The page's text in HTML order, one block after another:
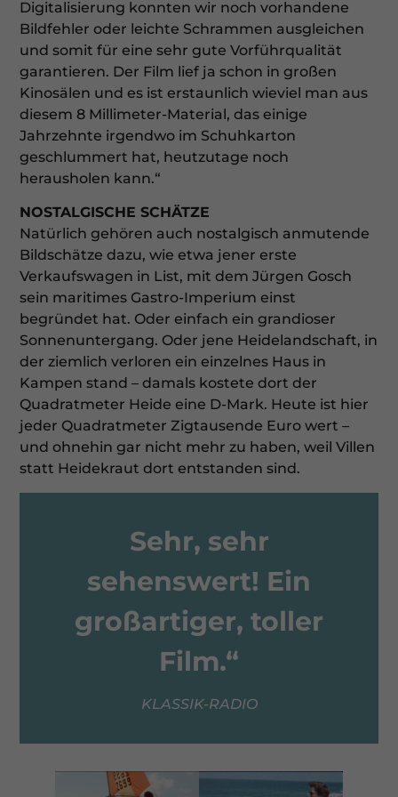
Digitalisierung konnten wir noch vorhandene
Bildfehler oder leichte Schrammen ausgleichen
und somit für eine sehr gute Vorführqualität
garantieren. Der Film lief ja schon in großen
Kinosälen und es ist erstaunlich wieviel man aus
diesem 8 Millimeter-Material, das einige
Jahrzehnte irgendwo im Schuhkarton
geschlummert hat, heutzutage noch
herausholen kann.“
NOSTALGISCHE SCHÄTZE
Natürlich gehören auch nostalgisch anmutende
Bildschätze dazu, wie etwa jener erste
Verkaufswagen in List, mit dem Jürgen Gosch
sein maritimes Gastro-Imperium einst
begründet hat. Oder einfach ein grandioser
Sonnenuntergang. Oder jene Heidelandschaft, in
der ziemlich verloren ein einzelnes Haus in
Kampen stand – damals kostete dort der
Quadratmeter Heide eine D-Mark. Heute ist hier
jeder Quadratmeter Zigtausende Euro wert –
und ohnehin gar nicht mehr zu haben, weil Villen
statt Heidekraut dort entstanden sind.
Sehr, sehr
sehenswert! Ein
großartiger, toller
Film.“
KLASSIK-RADIO
andere uns helfen, diese Website und Ihre Erfahrung zu
verbessern.
Personenbezogene Daten können verarbeitet
werden (z. B. IP-Adressen), z. B. für personalisierte Anzeigen
und Inhalte oder Anzeigen- und Inhaltsmessung. Weitere
Informationen über die Verwendung Ihrer Daten finden Sie
in unsererDatenschutzerklärung
Hier finden Sie eine Übersicht über alle verwendeten
Cookies. Sie können Ihre Einwilligung zu ganzen
Kategorien geben oder sich weitere Informationen
anzeigen lassen und so nur bestimmte Cookies auswählen.
Alle akzeptieren
Nur essenzielle Cookies akzeptieren
Datenschutzeinstellungen
Essenziell (1)
Essenzielle Cookies ermöglichen grundlegende Funktionen und
sind für die einwandfreie Funktion der Website erforderlich.
Cookie-Informationen anzeigen
Externe Medien (7)
Inhalte von Videoplattformen und Social-Media-Plattformen
werden standardmäßig blockiert. Wenn Cookies von externen
Cookie-Informationen anzeigen